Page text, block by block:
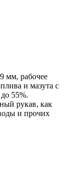
мм, рабочее
и мазута с
55%.
рукав, как
и прочих